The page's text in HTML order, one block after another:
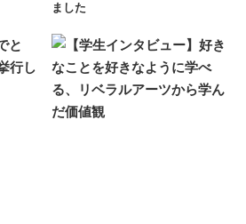
ました